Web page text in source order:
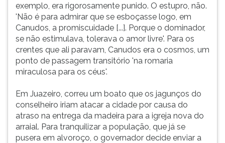
exemplo, era rigorosamente punido. O estupro, não.
'Não é para admirar que se esboçasse logo, em
Canudos, a promiscuidade [...]. Porque o dominador,
se não estimulava, tolerava o amor livre'. Para os
crentes que ali paravam, Canudos era o cosmos, um
ponto de passagem transitório 'na romaria
miraculosa para os céus'.
Em Juazeiro, correu um boato que os jagunços do
conselheiro iriam atacar a cidade por causa do
atraso na entrega da madeira para a igreja nova do
arraial. Para tranquilizar a população, que já se
pusera em alvoroço, o governador decide enviar a